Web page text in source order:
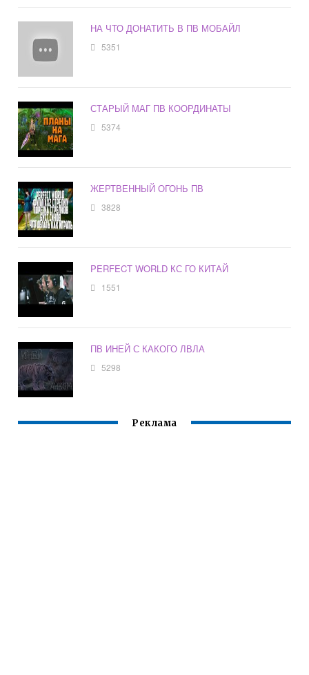
НА ЧТО ДОНАТИТЬ В ПВ МОБАЙЛ
5351
СТАРЫЙ МАГ ПВ КООРДИНАТЫ
5374
ЖЕРТВЕННЫЙ ОГОНЬ ПВ
3828
PERFECT WORLD КС ГО КИТАЙ
1551
ПВ ИНЕЙ С КАКОГО ЛВЛА
5298
Реклама